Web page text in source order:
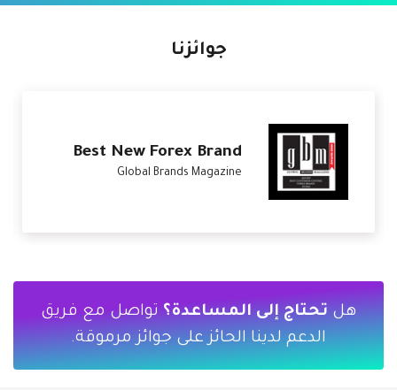
جوائزنا
Excellence in Customer
Service
هلتحتاج إلى المساعدة؟تواصل مع فريق
الدعم لدينا الحائز على جوائز مرموقة.